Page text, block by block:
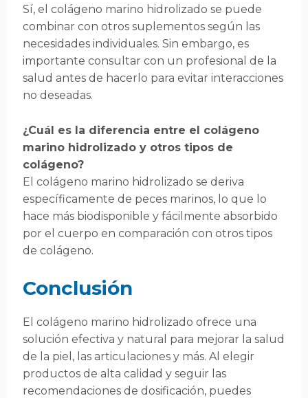
Sí, el colágeno marino hidrolizado se puede
combinar con otros suplementos según las
necesidades individuales. Sin embargo, es
importante consultar con un profesional de la
salud antes de hacerlo para evitar interacciones
no deseadas.
¿Cuál es la diferencia entre el colágeno
marino hidrolizado y otros tipos de
colágeno?
El colágeno marino hidrolizado se deriva
específicamente de peces marinos, lo que lo
hace más biodisponible y fácilmente absorbido
por el cuerpo en comparación con otros tipos
de colágeno.
Conclusión
El colágeno marino hidrolizado ofrece una
solución efectiva y natural para mejorar la salud
de la piel, las articulaciones y más. Al elegir
productos de alta calidad y seguir las
recomendaciones de dosificación, puedes